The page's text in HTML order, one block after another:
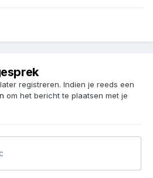
registreren. Indien je reeds een
om het bericht te plaatsen met je